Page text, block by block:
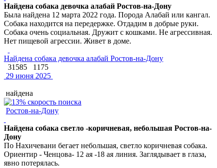
Найдена собака девочка алабай Ростов-на-Дону
Была найдена 12 марта 2022 года. Порода Алабай или кангал.
Собака находится на передержке. Отдадим в добрые руки.
Собака очень социальная. Дружит с кошками. Не агрессивная.
Нет пищевой агрессии. Живет в доме.
Найдена собака девочка алабай Ростов-на-Дону
31585
1175
29 июня 2025
найдена
Ростов-на-Дону
Найдена собака светло -коричневая, небольшая Ростов-на-
Дону
По Нахичевани бегает небольшая, светло коричневая собака.
Ориентир - Ченцова- 12 ая -18 ая линия. Заглядывает в глаза,
явно потерялась.